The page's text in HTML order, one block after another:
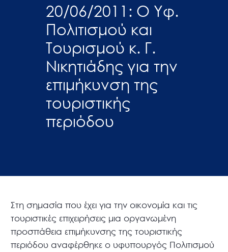
20/06/2011: Ο Υφ.
Πολιτισμού και
Τουρισμού κ. Γ.
Νικητιάδης για την
επιμήκυνση της
τουριστικής
περιόδου
Στη σημασία που έχει για την οικονομία και τις
τουριστικές επιχειρήσεις μια οργανωμένη
προσπάθεια επιμήκυνσης της τουριστικής
περιόδου αναφέρθηκε ο υφυπουργός Πολιτισμού